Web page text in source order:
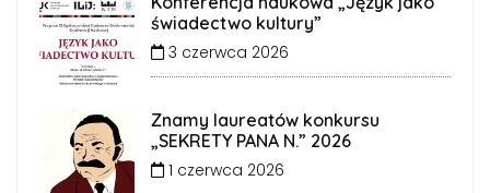
świadectwo kultury”
3 czerwca 2026
Znamy laureatów konkursu
„SEKRETY PANA N.” 2026
1 czerwca 2026